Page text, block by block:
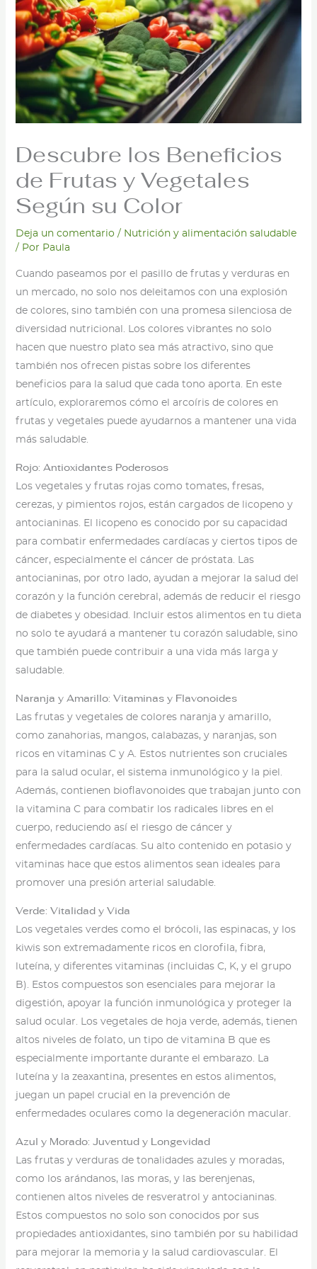
Descubre los Beneficios
de Frutas y Vegetales
Según su Color
Deja un comentario / Nutrición y alimentación saludable
/ Por Paula
Cuando paseamos por el pasillo de frutas y verduras en
un mercado, no solo nos deleitamos con una explosión
de colores, sino también con una promesa silenciosa de
diversidad nutricional. Los colores vibrantes no solo
hacen que nuestro plato sea más atractivo, sino que
también nos ofrecen pistas sobre los diferentes
beneficios para la salud que cada tono aporta. En este
artículo, exploraremos cómo el arcoíris de colores en
frutas y vegetales puede ayudarnos a mantener una vida
más saludable.
Rojo: Antioxidantes Poderosos
Los vegetales y frutas rojas como tomates, fresas,
cerezas, y pimientos rojos, están cargados de licopeno y
antocianinas. El licopeno es conocido por su capacidad
para combatir enfermedades cardíacas y ciertos tipos de
cáncer, especialmente el cáncer de próstata. Las
antocianinas, por otro lado, ayudan a mejorar la salud del
corazón y la función cerebral, además de reducir el riesgo
de diabetes y obesidad. Incluir estos alimentos en tu dieta
no solo te ayudará a mantener tu corazón saludable, sino
que también puede contribuir a una vida más larga y
saludable.
Naranja y Amarillo: Vitaminas y Flavonoides
Las frutas y vegetales de colores naranja y amarillo,
como zanahorias, mangos, calabazas, y naranjas, son
ricos en vitaminas C y A. Estos nutrientes son cruciales
para la salud ocular, el sistema inmunológico y la piel.
Además, contienen bioflavonoides que trabajan junto con
la vitamina C para combatir los radicales libres en el
cuerpo, reduciendo así el riesgo de cáncer y
enfermedades cardíacas. Su alto contenido en potasio y
vitaminas hace que estos alimentos sean ideales para
promover una presión arterial saludable.
Verde: Vitalidad y Vida
Los vegetales verdes como el brócoli, las espinacas, y los
kiwis son extremadamente ricos en clorofila, fibra,
luteína, y diferentes vitaminas (incluidas C, K, y el grupo
B). Estos compuestos son esenciales para mejorar la
digestión, apoyar la función inmunológica y proteger la
salud ocular. Los vegetales de hoja verde, además, tienen
altos niveles de folato, un tipo de vitamina B que es
especialmente importante durante el embarazo. La
luteína y la zeaxantina, presentes en estos alimentos,
juegan un papel crucial en la prevención de
enfermedades oculares como la degeneración macular.
Azul y Morado: Juventud y Longevidad
Las frutas y verduras de tonalidades azules y moradas,
como los arándanos, las moras, y las berenjenas,
contienen altos niveles de resveratrol y antocianinas.
Estos compuestos no solo son conocidos por sus
propiedades antioxidantes, sino también por su habilidad
para mejorar la memoria y la salud cardiovascular. El